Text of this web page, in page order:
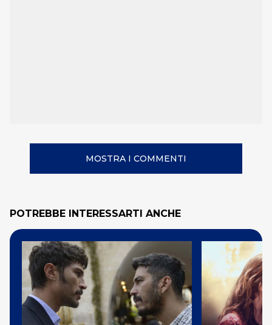
MOSTRA I COMMENTI
POTREBBE INTERESSARTI ANCHE